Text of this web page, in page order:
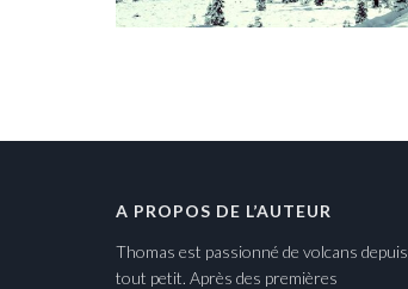
A PROPOS DE L’AUTEUR
Thomas est passionné de volcans depuis
tout petit. Après des premières